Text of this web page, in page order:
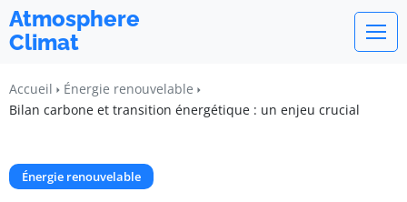
Atmosphere
Climat
Accueil
Énergie renouvelable
Bilan carbone et transition énergétique : un enjeu crucial
Énergie renouvelable